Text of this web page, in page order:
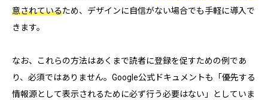
意されているため、デザインに自信がない場合でも手軽に導入で
きます。
なお、これらの方法はあくまで読者に登録を促すための例であ
り、必須ではありません。Google公式ドキュメントも「優先する
情報源として表示されるために必ず行う必要はない」としていま